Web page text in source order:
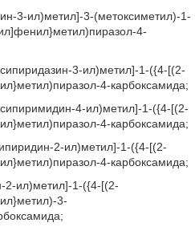
3-ил)метил]-3-(метоксиметил)-1-
4-
3-ил)метил]-1-({4-[(2-
4-карбоксамида;
4-ил)метил]-1-({4-[(2-
4-карбоксамида;
2-ил)метил]-1-({4-[(2-
4-карбоксамида;
2-ил)метил]-1-({4-[(2-
3-